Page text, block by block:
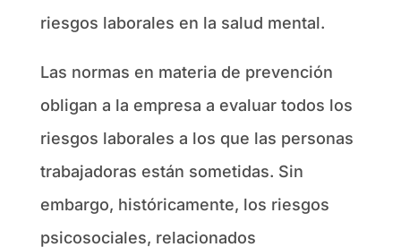
riesgos laborales en la salud mental.
Las normas en materia de prevención
obligan a la empresa a evaluar todos los
riesgos laborales a los que las personas
trabajadoras están sometidas. Sin
embargo, históricamente, los riesgos
psicosociales, relacionados